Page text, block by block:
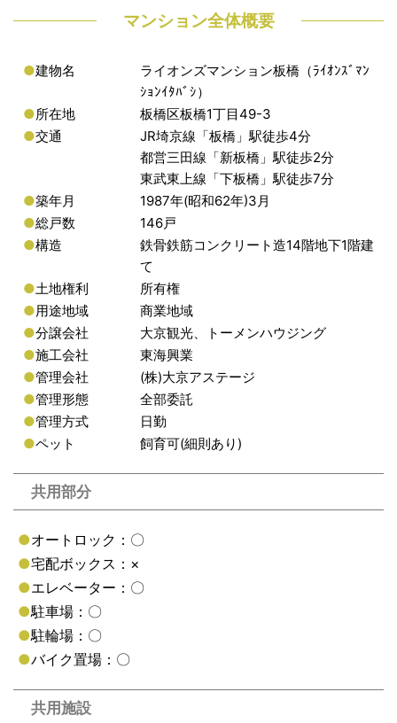
マンション全体概要
●建物名
ライオンズマンション板橋（ﾗｲｵﾝｽﾞﾏﾝ
ｼｮﾝｲﾀﾊﾞｼ）
●所在地
板橋区板橋1丁目49-3
●交通
JR埼京線「板橋」駅徒歩4分
都営三田線「新板橋」駅徒歩2分
東武東上線「下板橋」駅徒歩7分
●築年月
1987年(昭和62年)3月
●総戸数
146戸
●構造
鉄骨鉄筋コンクリート造14階地下1階建
て
●土地権利
所有権
●用途地域
商業地域
●分譲会社
大京観光、トーメンハウジング
●施工会社
東海興業
●管理会社
(株)大京アステージ
●管理形態
全部委託
●管理方式
日勤
●ペット 飼育可(細則あり)
共用部分
●オートロック：〇
●宅配ボックス：×
●エレベーター：〇
●駐車場：〇
●駐輪場：〇
●バイク置場：〇
共用施設